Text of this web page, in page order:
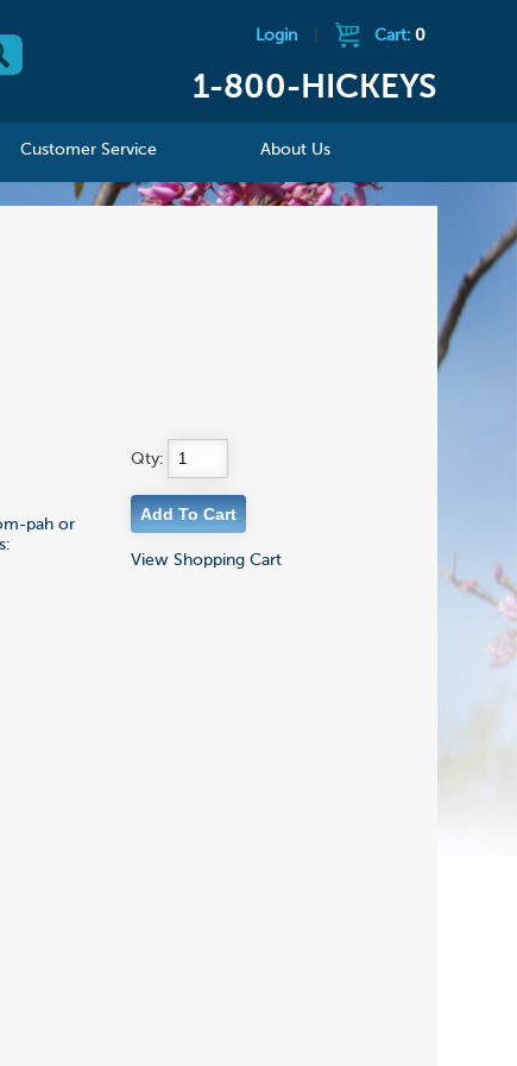
Login Cart: 0
1-800-HICKEYS
Customer Service About Us
pah or
Qty:
View Shopping Cart